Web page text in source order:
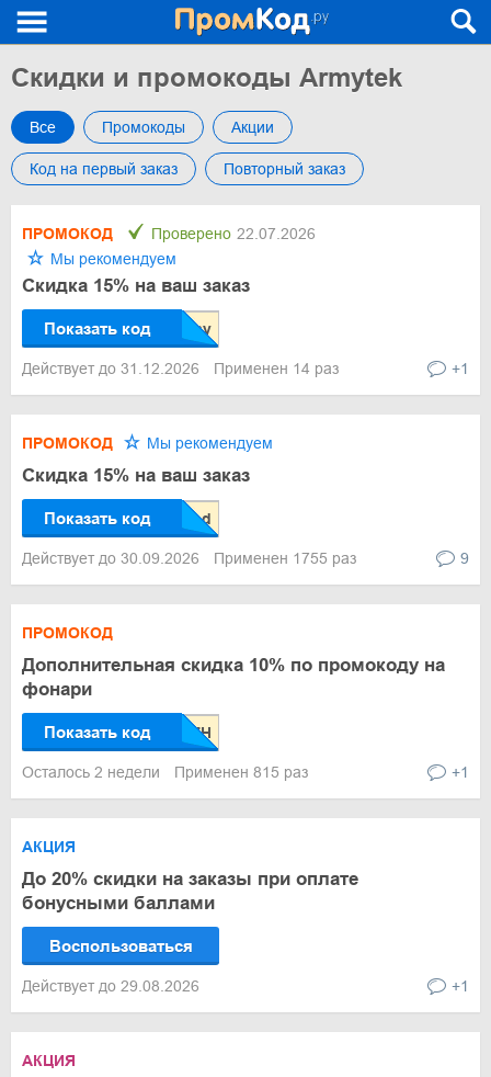
Скидки и промокоды Armytek
Все Промокоды Акции
Код на первый заказ Повторный заказ
ПРОМОКОД Проверено 22.07.2026
Мы рекомендуем
Скидка 15% на ваш заказ
Показать код
Действует до 31.12.2026 Применен 14 раз +1
ПРОМОКОД Мы рекомендуем
Скидка 15% на ваш заказ
Показать код
Действует до 30.09.2026 Применен 1755 раз 9
ПРОМОКОД
Дополнительная скидка 10% по промокоду на
фонари
Показать код
Осталось 2 недели Применен 815 раз +1
АКЦИЯ
До 20% скидки на заказы при оплате
бонусными баллами
Воспользоваться
Действует до 29.08.2026 +1
АКЦИЯ